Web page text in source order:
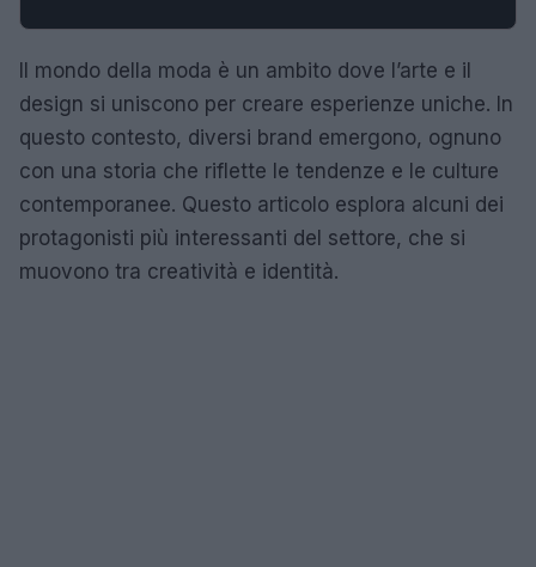
Il mondo della moda è un ambito dove l’arte e il
design si uniscono per creare esperienze uniche. In
questo contesto, diversi brand emergono, ognuno
con una storia che riflette le tendenze e le culture
contemporanee. Questo articolo esplora alcuni dei
protagonisti più interessanti del settore, che si
muovono tra creatività e identità.